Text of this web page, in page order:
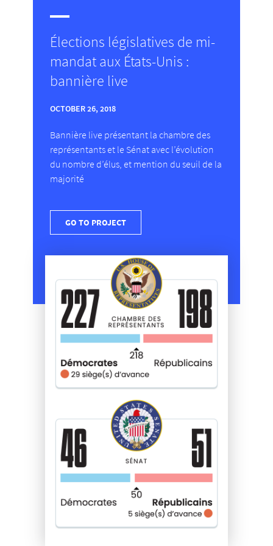
Élections législatives de mi-
mandat aux États-Unis :
bannière live
OCTOBER 26, 2018
Bannière live présentant la chambre des
représentants et le Sénat avec l’évolution
du nombre d’élus, et mention du seuil de la
majorité
GO TO PROJECT